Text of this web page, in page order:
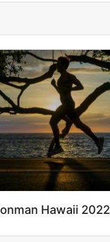
Hawaii 2022